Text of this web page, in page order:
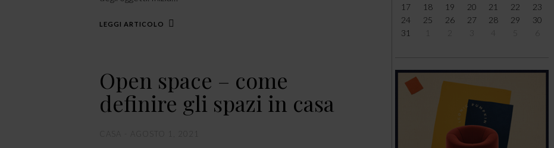
LEGGI ARTICOLO
Open space – come
definire gli spazi in casa
17
18 19 20 21 22
23
24
25 26 27 28 29
30
31
2 4